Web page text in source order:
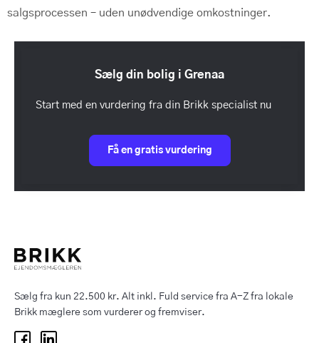
salgsprocessen – uden unødvendige omkostninger.
Sælg din bolig i Grenaa
Start med en vurdering fra din Brikk specialist nu
Få en gratis vurdering
Sælg fra kun 22.500 kr. Alt inkl. Fuld service fra A-Z fra lokale
Brikk mæglere som vurderer og fremviser.